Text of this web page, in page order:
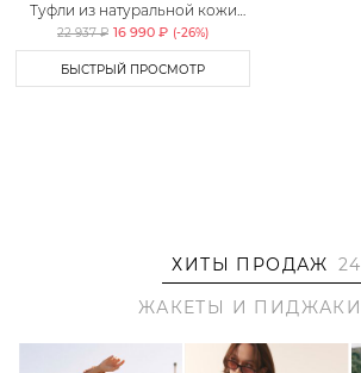
Туфли из натуральной кожи
Lera Nena
22 937 ₽ 16 990 ₽ (-26%)
БЫСТРЫЙ ПРОСМОТР
ХИТЫ ПРОДАЖ 24
ЖАКЕТЫ И ПИДЖАКИ